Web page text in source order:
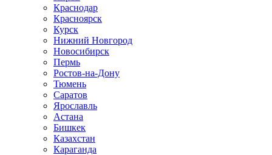
Краснодар
Красноярск
Курск
Нижний Новгород
Новосибирск
Пермь
Ростов-на-Дону
Тюмень
Саратов
Ярославль
Астана
Бишкек
Казахстан
Караганда